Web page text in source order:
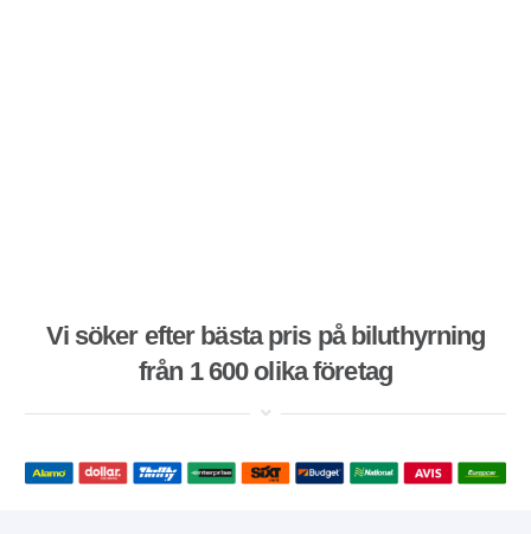
Vi söker efter bästa pris på biluthyrning
från 1 600 olika företag